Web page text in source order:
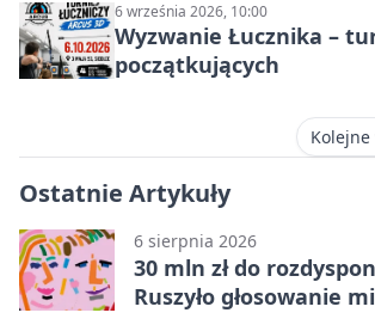
6 września 2026, 10:00
Wyzwanie Łucznika –
początkujących
Ostatnie Artykuły
6 sierpnia 2026
30 mln zł do
Ruszyło głosowanie